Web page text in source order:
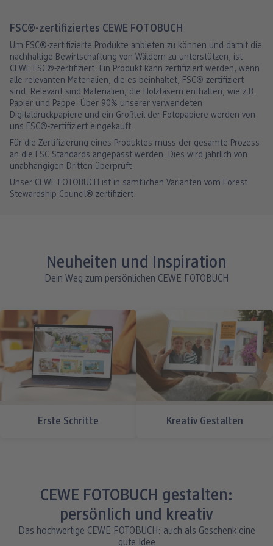
FSC®-zertifiziertes CEWE FOTOBUCH
Um FSC®-zertifizierte Produkte anbieten zu können und damit die
nachhaltige Bewirtschaftung von Wäldern zu unterstützen, ist
CEWE FSC®-zertifiziert. Ein Produkt kann zertifiziert werden, wenn
alle relevanten Materialien, die es beinhaltet, FSC®-zertifiziert
sind. Relevant sind Materialien, die Holzfasern enthalten, wie z.B.
Papier und Pappe. Über 90% unserer verwendeten
Digitaldruckpapiere und ein Großteil der Fotopapiere werden von
uns FSC®-zertifiziert eingekauft.
Für die Zertifizierung eines Produktes muss der gesamte Prozess
an die FSC Standards angepasst werden. Dies wird jährlich von
unabhängigen Dritten überprüft.
Unser CEWE FOTOBUCH ist in sämtlichen Varianten vom Forest
Stewardship Council® zertifiziert.
Neuheiten und Inspiration
Dein Weg zum persönlichen CEWE FOTOBUCH
Erste Schritte Kreativ Gestalten
CEWE FOTOBUCH gestalten:
persönlich und kreativ
Das hochwertige CEWE FOTOBUCH: auch als Geschenk eine
gute Idee